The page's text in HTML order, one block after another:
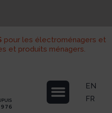
pour les électroménagers et
et produits ménagers.
EN
FR